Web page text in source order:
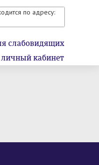
по адресу:
слабовидящих
личный кабинет